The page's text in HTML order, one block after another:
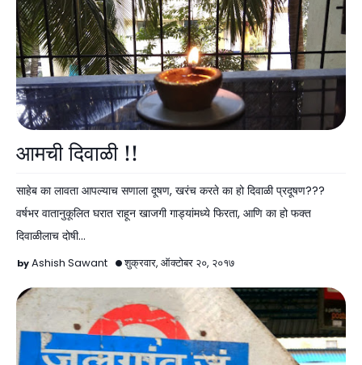
आमची दिवाळी !!
साहेब का लावता आपल्याच सणाला दूषण, खरंच करते का हो दिवाळी प्रदूषण???
वर्षभर वातानुकूलित घरात राहून खाजगी गाड्यांमध्ये फिरता, आणि का हो फक्त
दिवाळीलाच दोषी…
Ashish Sawant शुक्रवार, ऑक्टोबर २०, २०१७